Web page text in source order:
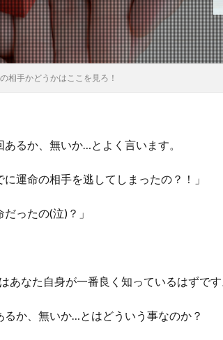
相手かどうかはここを見ろ！
るか、無いか…とよく言います。
運命の相手を逃してしまったの？！」
ったの(泣)？」
あなた自身が一番良く知っているはずで
か、無いか…とはどういう事なのか？